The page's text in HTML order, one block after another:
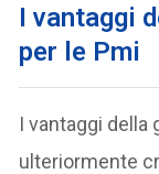
I vantaggi
per le Pmi
I vantaggi
ulteriormente